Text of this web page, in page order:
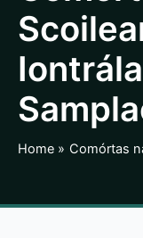
Home Comórtas